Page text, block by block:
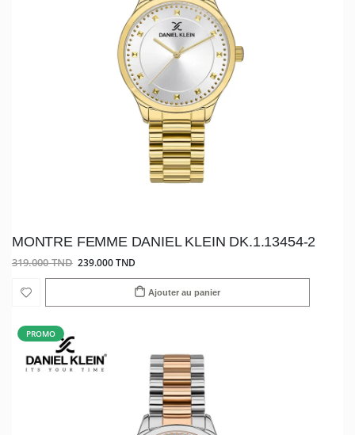
MONTRE FEMME DANIEL KLEIN DK.1.13454-2
319.000 TND 239.000 TND
Ajouter au panier
PROMO